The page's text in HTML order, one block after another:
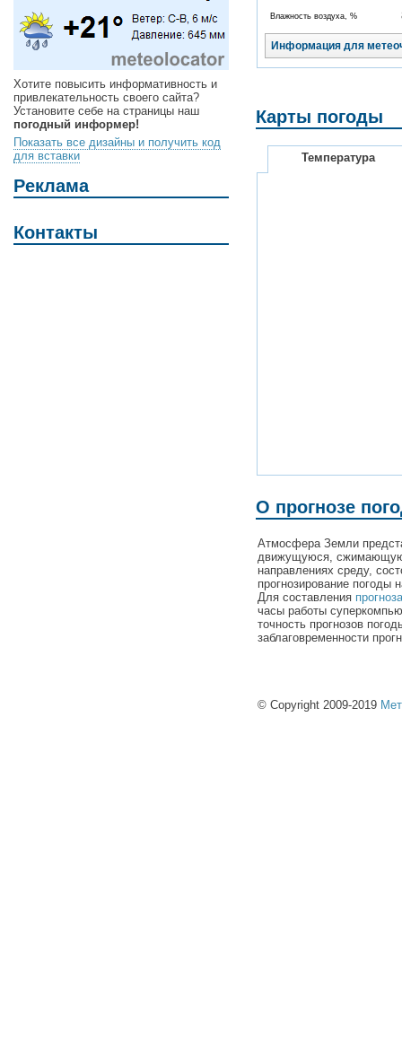
Хотите повысить информативность и
привлекательность своего сайта?
Установите себе на страницы наш
погодный информер!
Показать все дизайны и получить код
для вставки
Реклама
Контакты
Влажность воздуха, %
Информация для
Карты погоды
Температура
О прогнозе
Атмосфера Земли
движущуюся,
направлениях среду,
прогнозирование погоды
Для составления
часы работы
точность прогнозов
заблаговременности
© Copyright 2009-2019